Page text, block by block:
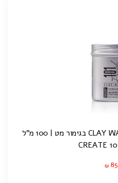
₪ 85